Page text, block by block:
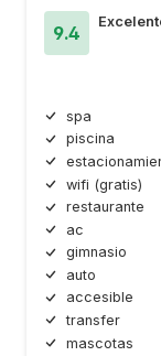
9.4
spa
piscina
wifi (gratis)
restaurante
ac
gimnasio
auto
accesible
transfer
mascotas